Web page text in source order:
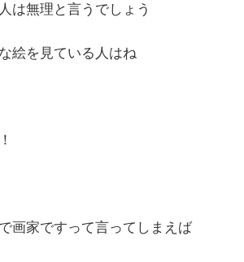
は無理と言うでしょう
絵を見ている人はね
画家ですって言ってしまえば